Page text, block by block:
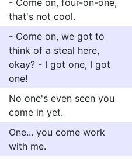
- Come on, four-on-one,
that's not cool.
- Come on, we got to
think of a steal here,
okay? - I got one, I got
one!
No one's even seen you
come in yet.
One... you come work
with me.